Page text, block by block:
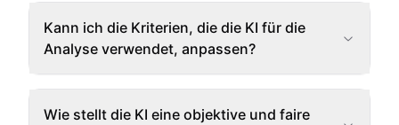
Kann ich die Kriterien, die die KI für die
Analyse verwendet, anpassen?
Wie stellt die KI eine objektive und faire